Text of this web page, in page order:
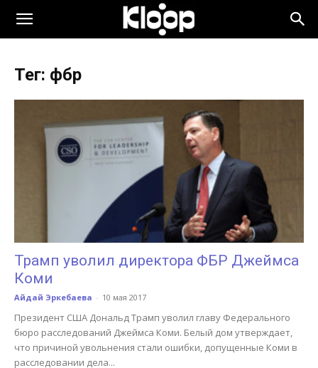
KLOOP.KG
Новости
Тег: фбр
Трамп уволил директора ФБР Джеймса
Коми
Айдай Эркебаева - 10 мая 2017
Президент США Дональд Трамп уволил главу Федерального
бюро расследований Джеймса Коми. Белый дом утверждает,
что причиной увольнения стали ошибки, допущенные Коми в
расследовании дела...